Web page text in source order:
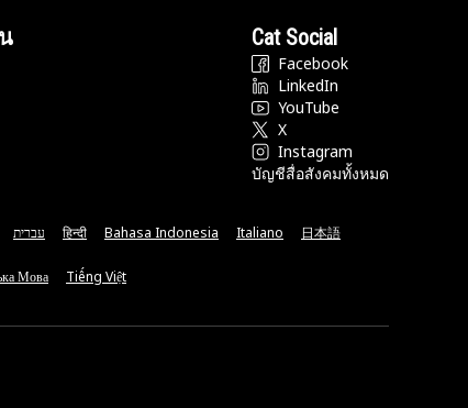
Cat Social
Facebook
LinkedIn
YouTube
X
Instagram
บัญชีสื่อสังคมทั้งหมด
עברית हिन्दी Bahasa Indonesia Italiano 日本語
Мова Tiếng Việt